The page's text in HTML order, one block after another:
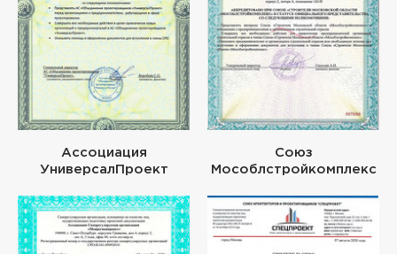
Ассоциация
УниверсалПроект
Союз
Мособлстройкомплекс